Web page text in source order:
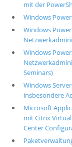
mit der
Windows
Windows
Windows
Seminars)
Windows
insbesondere
Microsoft
mit Citrix
Center